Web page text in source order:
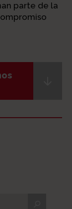
parte de la